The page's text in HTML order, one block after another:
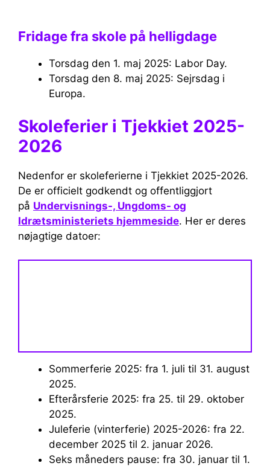
Fridage fra skole på helligdage
Torsdag den 1. maj 2025: Labor Day.
Torsdag den 8. maj 2025: Sejrsdag i
Europa.
Skoleferier i Tjekkiet 2025-
2026
Nedenfor er skoleferierne i Tjekkiet 2025-2026.
De er officielt godkendt og offentliggjort
på Undervisnings-, Ungdoms- og
Idrætsministeriets hjemmeside. Her er deres
nøjagtige datoer:
Sommerferie 2025: fra 1. juli til 31. august
2025.
Efterårsferie 2025: fra 25. til 29. oktober
2025.
Juleferie (vinterferie) 2025-2026: fra 22.
december 2025 til 2. januar 2026.
Seks måneders pause: fra 30. januar til 1.